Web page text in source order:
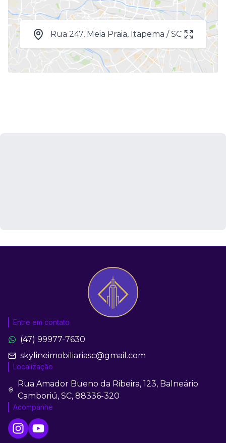
Rua 247, Meia Praia, Itapema / SC
Entre em contato
(47) 99977-7630
skylineimobiliariasc@gmail.com
Localização
Rua Amador Bueno da Ribeira, 123, Balneário
Camboriú, SC, 88336-320
Acompanhe